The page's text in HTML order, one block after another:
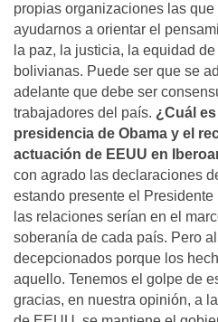
propias organizaciones las
ayudarnos a orientar el
la paz, la justicia, la equidad
bolivianas. Puede ser que se
adelante que debe ser
trabajadores del país. ¿Cuál
presidencia de Obama y el
actuación de EEUU en
con agrado las declaraciones
estando presente el
las relaciones serían en el
soberanía de cada país. Pero
decepcionados porque los
aquello. Tenemos el golpe de
gracias, en nuestra opinión, a